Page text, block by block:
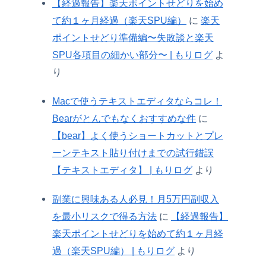
【経過報告】楽天ポイントせどりを始め
て約１ヶ月経過（楽天SPU編）
に 楽天
ポイントせどり準備編〜失敗談と楽天
SPU各項目の細かい部分〜 | もりログ よ
り
Macで使うテキストエディタならコレ！
Bearがとんでもなくおすすめな件 に
【bear】よく使うショートカットとプレ
ーンテキスト貼り付けまでの試行錯誤
【テキストエディタ】 | もりログ より
副業に興味ある人必見！月5万円副収入
を最小リスクで得る方法 に
【経過報告】
楽天ポイントせどりを始めて約１ヶ月経
過（楽天SPU編） | もりログ より